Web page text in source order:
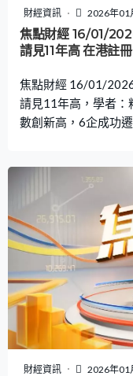
財經資訊 2026年01
焦點財經 16/01/
請見11年高 在港註
焦點財經 16/01/
請見11年高，學者：
數創新高，6企成功
財經資訊 2026年01